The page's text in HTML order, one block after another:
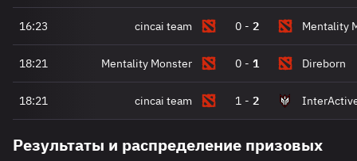
16:23 cincai team 0 - 2 Mentality
18:21 Mentality Monster 0 - 1 Direborn
18:21 cincai team 1 - 2
Результаты и распределение призовых